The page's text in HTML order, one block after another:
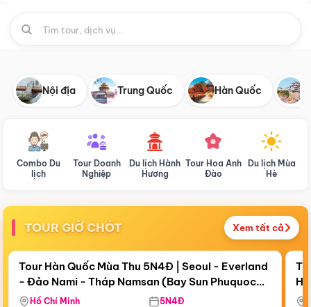
Nội địa Trung Quốc Hàn Quốc
Combo Du
lịch
Tour Doanh
Nghiệp
Du lịch Hành
Hương
Tour Hoa Anh
Đào
Du lịch Mùa
Hè
TOUR GIỜ CHÓT Xem tất cả
Còn19 ngày 02:11:56
Điểm nổi bật
Tour Hàn Quốc Mùa Thu 5N4Đ | Seoul - Everland
- Đảo Nami - Tháp Namsan (Bay Sun Phuquoc
Airways)
Hồ Chí Minh 5N4Đ